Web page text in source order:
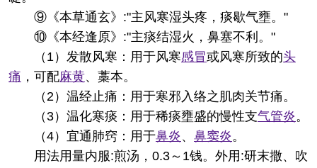
⑨《本草通玄》:"主风寒湿头疼，痰歇气壅。"
⑩《本经逢原》:"主痰结湿火，鼻塞不利。"
（1）发散风寒：用于风寒感冒或风寒所致的头
痛 ，可配麻黄、藁本。
（2）温经止痛：用于寒邪入络之肌肉关节痛。
（3）温化寒痰：用于稀痰壅盛的慢性支气管炎 。
（4）宜通肺窍：用于鼻炎 、 鼻窦炎 。
用法用量内服:煎汤，0.3～1钱。外用:研末撒、吹